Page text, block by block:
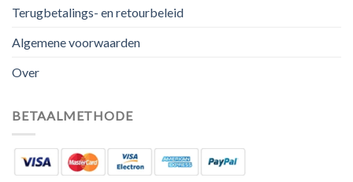
Terugbetalings- en retourbeleid
Algemene voorwaarden
Over
BETAALMETHODE